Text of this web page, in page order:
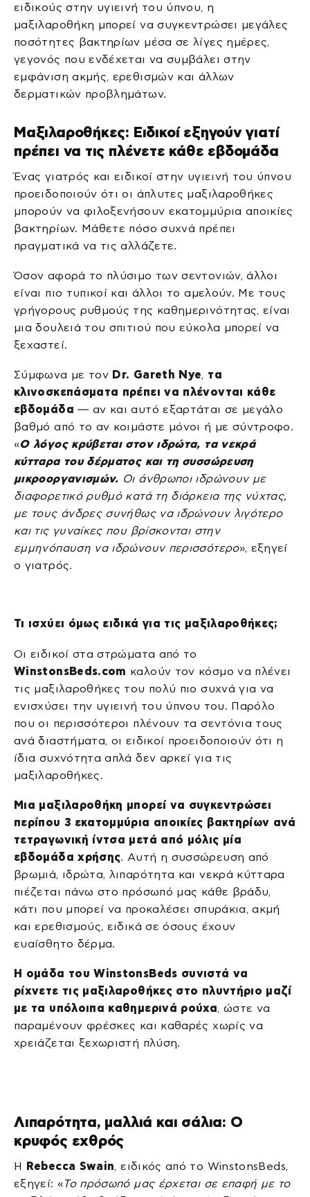
ειδικούς στην υγιεινή του ύπνου, η
μαξιλαροθήκη μπορεί να συγκεντρώσει μεγάλες
ποσότητες βακτηρίων μέσα σε λίγες ημέρες,
γεγονός που ενδέχεται να συμβάλει στην
εμφάνιση ακμής, ερεθισμών και άλλων
δερματικών προβλημάτων.
Μαξιλαροθήκες: Ειδικοί εξηγούν γιατί
πρέπει να τις πλένετε κάθε εβδομάδα
Ένας γιατρός και ειδικοί στην υγιεινή του ύπνου
προειδοποιούν ότι οι άπλυτες μαξιλαροθήκες
μπορούν να φιλοξενήσουν εκατομμύρια αποικίες
βακτηρίων. Μάθετε πόσο συχνά πρέπει
πραγματικά να τις αλλάζετε.
Όσον αφορά το πλύσιμο των σεντονιών, άλλοι
είναι πιο τυπικοί και άλλοι το αμελούν. Με τους
γρήγορους ρυθμούς της καθημερινότητας, είναι
μια δουλειά του σπιτιού που εύκολα μπορεί να
ξεχαστεί.
Σύμφωνα με τον Dr. Gareth Nye, τα
κλινοσκεπάσματα πρέπει να πλένονται κάθε
εβδομάδα — αν και αυτό εξαρτάται σε μεγάλο
βαθμό από το αν κοιμάστε μόνοι ή με σύντροφο.
«Ο λόγος κρύβεται στον ιδρώτα, τα νεκρά
κύτταρα του δέρματος και τη συσσώρευση
μικροοργανισμών. Οι άνθρωποι ιδρώνουν με
διαφορετικό ρυθμό κατά τη διάρκεια της νύχτας,
με τους άνδρες συνήθως να ιδρώνουν λιγότερο
και τις γυναίκες που βρίσκονται στην
εμμηνόπαυση να ιδρώνουν περισσότερο», εξηγεί
ο γιατρός.
Τι ισχύει όμως ειδικά για τις μαξιλαροθήκες;
Οι ειδικοί στα στρώματα από το
WinstonsBeds.com καλούν τον κόσμο να πλένει
τις μαξιλαροθήκες του πολύ πιο συχνά για να
ενισχύσει την υγιεινή του ύπνου του. Παρόλο
που οι περισσότεροι πλένουν τα σεντόνια τους
ανά διαστήματα, οι ειδικοί προειδοποιούν ότι η
ίδια συχνότητα απλά δεν αρκεί για τις
μαξιλαροθήκες.
Μια μαξιλαροθήκη μπορεί να συγκεντρώσει
περίπου 3 εκατομμύρια αποικίες βακτηρίων ανά
τετραγωνική ίντσα μετά από μόλις μία
εβδομάδα χρήσης. Αυτή η συσσώρευση από
βρωμιά, ιδρώτα, λιπαρότητα και νεκρά κύτταρα
πιέζεται πάνω στο πρόσωπό μας κάθε βράδυ,
κάτι που μπορεί να προκαλέσει σπυράκια, ακμή
και ερεθισμούς, ειδικά σε όσους έχουν
ευαίσθητο δέρμα.
Η ομάδα του WinstonsBeds συνιστά να
ρίχνετε τις μαξιλαροθήκες στο πλυντήριο μαζί
με τα υπόλοιπα καθημερινά ρούχα, ώστε να
παραμένουν φρέσκες και καθαρές χωρίς να
χρειάζεται ξεχωριστή πλύση.
Λιπαρότητα, μαλλιά και σάλια: Ο
κρυφός εχθρός
Η Rebecca Swain, ειδικός από το WinstonsBeds,
εξηγεί: «Το πρόσωπό μας έρχεται σε επαφή με το